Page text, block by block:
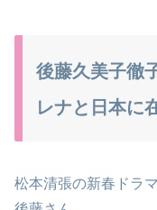
後藤久美子徹
レナと日本に
松本清張の新春ドラ